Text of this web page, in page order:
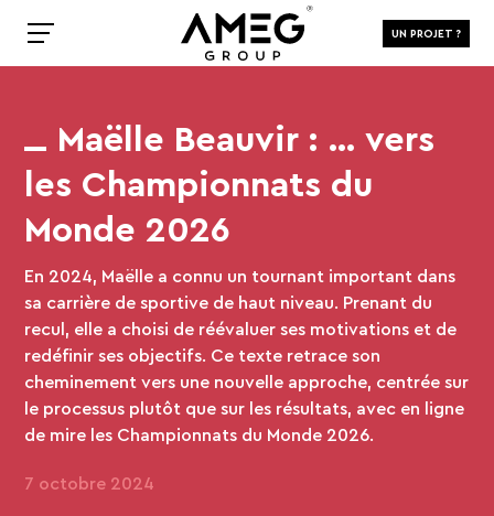
UN PROJET ?
Maëlle Beauvir : … vers
les Championnats du
Monde 2026
En 2024, Maëlle a connu un tournant important dans
sa carrière de sportive de haut niveau. Prenant du
recul, elle a choisi de réévaluer ses motivations et de
redéfinir ses objectifs. Ce texte retrace son
cheminement vers une nouvelle approche, centrée sur
le processus plutôt que sur les résultats, avec en ligne
de mire les Championnats du Monde 2026.
7 octobre 2024